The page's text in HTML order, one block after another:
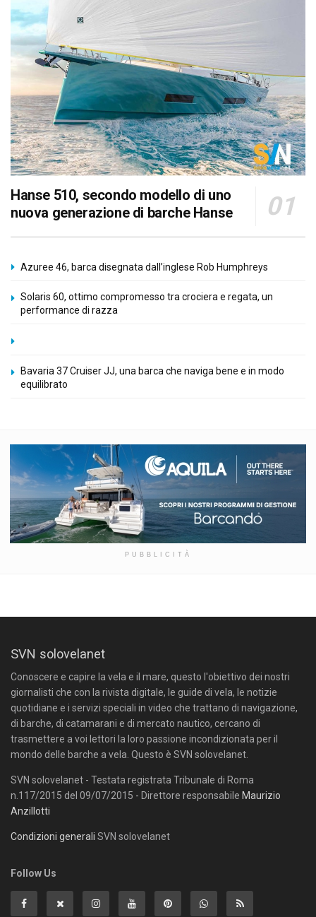
Hanse 510, secondo modello di uno
nuova generazione di barche Hanse
Azuree 46, barca disegnata dall’inglese Rob Humphreys
Solaris 60, ottimo compromesso tra crociera e regata, un
performance di razza
Bavaria 37 Cruiser JJ, una barca che naviga bene e in modo
equilibrato
PUBBLICITÀ
SVN solovelanet
Conoscere e capire la vela e il mare, questo l'obiettivo dei nostri
giornalisti che con la rivista digitale, le guide di vela, le notizie
quotidiane e i servizi speciali in video che trattano di navigazione,
di barche, di catamarani e di mercato nautico, cercano di
trasmettere a voi lettori la loro passione incondizionata per il
mondo delle barche a vela. Questo è SVN solovelanet.
SVN solovelanet - Testata registrata Tribunale di Roma
n.117/2015 del 09/07/2015 - Direttore responsabile Maurizio
Anzillotti
Condizioni generali SVN solovelanet
Follow Us